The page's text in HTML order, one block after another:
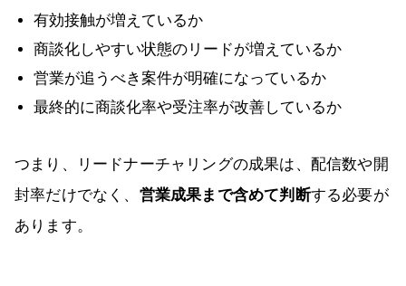
有効接触が増えているか
商談化しやすい状態のリードが増えているか
営業が追うべき案件が明確になっているか
最終的に商談化率や受注率が改善しているか
つまり、リードナーチャリングの成果は、配信数や開
封率だけでなく、 営業成果まで含めて判断する必要が
あります。